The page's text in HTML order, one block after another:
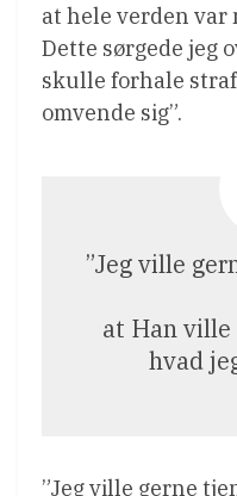
at hele verden
Dette sørgede jeg
skulle forhale
omvende sig”.
”Jeg ville
at Han ville
hvad
”Jeg ville gerne